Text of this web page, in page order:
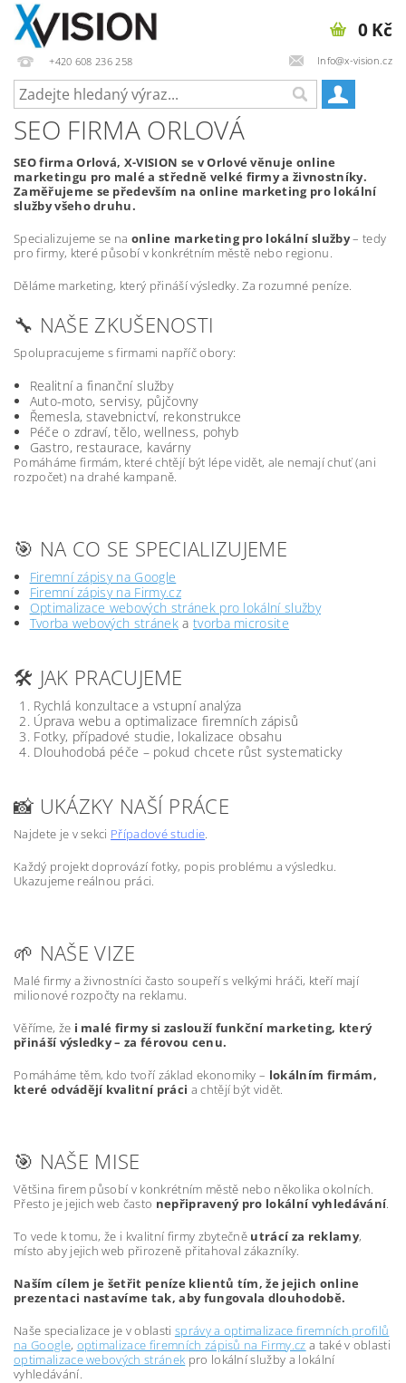
+420 608 236 258 Info@x-vision.cz
0 Kč
SEO FIRMA ORLOVÁ
SEO firma Orlová, X-VISION se v Orlové věnuje online
marketingu pro malé a středně velké firmy a živnostníky.
Zaměřujeme se především na online marketing pro lokální
služby všeho druhu.
Specializujeme se na online marketing pro lokální služby– tedy
pro firmy, které působí v konkrétním městě nebo regionu.
Děláme marketing, který přináší výsledky. Za rozumné peníze.
🔧 NAŠE ZKUŠENOSTI
Spolupracujeme s firmami napříč obory:
Realitní a finanční služby
Auto-moto, servisy, půjčovny
Řemesla, stavebnictví, rekonstrukce
Péče o zdraví, tělo, wellness, pohyb
Gastro, restaurace, kavárny
Pomáháme firmám, které chtějí být lépe vidět, ale nemají chuť (ani
rozpočet) na drahé kampaně.
🎯 NA CO SE SPECIALIZUJEME
Firemní zápisy na Google
Firemní zápisy na Firmy.cz
Optimalizace webových stránek pro lokální služby
Tvorba webových stráneka tvorba microsite
🛠️ JAK PRACUJEME
Rychlá konzultace a vstupní analýza
Úprava webu a optimalizace firemních zápisů
Fotky, případové studie, lokalizace obsahu
Dlouhodobá péče – pokud chcete růst systematicky
📸 UKÁZKY NAŠÍ PRÁCE
Najdete je v sekci Případové studie.
Každý projekt doprovází fotky, popis problému a výsledku.
Ukazujeme reálnou práci.
🌱 NAŠE VIZE
Malé firmy a živnostníci často soupeří s velkými hráči, kteří mají
milionové rozpočty na reklamu.
Věříme, že i malé firmy si zaslouží funkční marketing, který
přináší výsledky – za férovou cenu.
Pomáháme těm, kdo tvoří základ ekonomiky – lokálním firmám,
které odvádějí kvalitní práci a chtějí být vidět.
🎯 NAŠE MISE
Většina firem působí v konkrétním městě nebo několika okolních.
Přesto je jejich web často nepřipravený pro lokální vyhledávání.
To vede k tomu, že i kvalitní firmy zbytečně utrácí za reklamy,
místo aby jejich web přirozeně přitahoval zákazníky.
Naším cílem je šetřit peníze klientů tím, že jejich online
prezentaci nastavíme tak, aby fungovala dlouhodobě.
Naše specializace je v oblasti správy a optimalizace firemních profilů
na Google, optimalizace firemních zápisů na Firmy.cz a také v oblasti
optimalizace webových stránek pro lokální služby a lokální
vyhledávání.